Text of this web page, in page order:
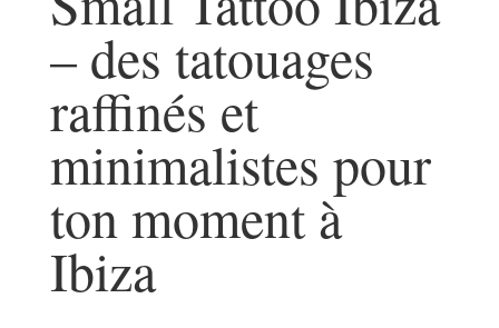
– des tatouages
raffinés et
minimalistes pour
ton moment à
Ibiza